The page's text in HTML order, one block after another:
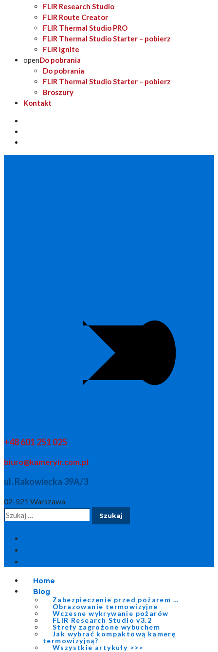
FLIR Research Studio
FLIR Route Creator
FLIR Thermal Studio PRO
FLIR Thermal Studio Starter – pobierz
FLIR Ignite
openDo pobrania
Do pobrania
FLIR Thermal Studio Starter – pobierz
Broszury
Kontakt
+48 601 251 025
biuro@kameryir.com.pl
ul. Rakowiecka 39A/3
02-521 Warszawa
Szukaj:
Home
Blog
Zabezpieczenie przed pożarem …
Obrazowanie termowizyjne
Wczesne wykrywanie pożarów
FLIR Research Studio v3.2
Strefy zagrożone wybuchem
Jak wybrać kompaktową kamerę
termowizyjną?
Wszystkie artykuły >>>